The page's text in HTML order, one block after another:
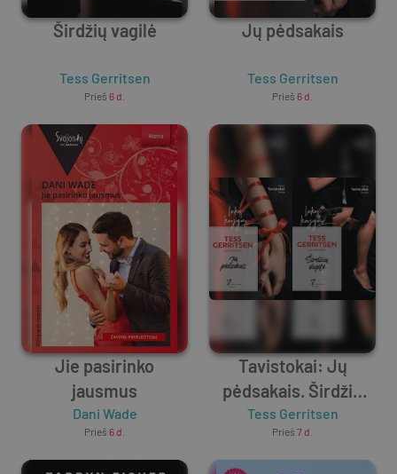
Širdžių vagilė
Tess Gerritsen
Prieš 6 d.
Jų pėdsakais
Tess Gerritsen
Prieš 6 d.
Jie pasirinko
jausmus
Dani Wade
Prieš 6 d.
Tavistokai: Jų
pėdsakais. Širdžių
vagilė
Tess Gerritsen
Prieš 7 d.